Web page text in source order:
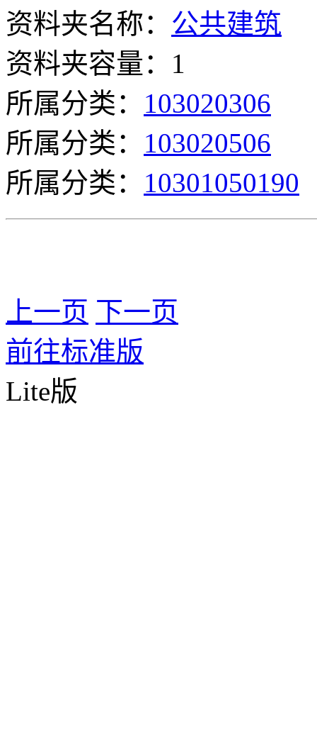
资料夹名称： 公共建筑
资料夹容量：1
所属分类： 103020306
所属分类： 103020506
所属分类： 10301050190
上一页 下一页
前往标准版
Lite版